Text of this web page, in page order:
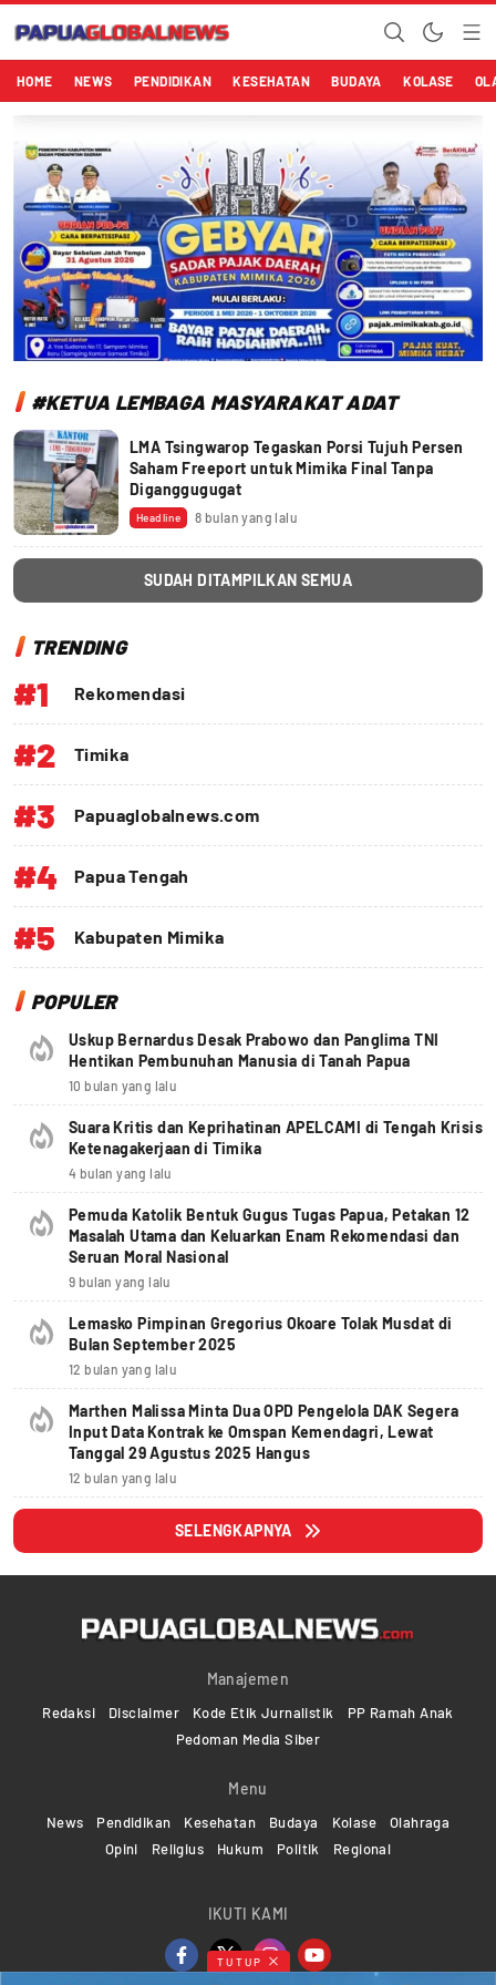
Papuaglobalnews.com
Menulis Fakta dengan Hati Bening
HOME NEWS PENDIDIKAN KESEHATAN BUDAYA KOLASE
#KETUA LEMBAGA MASYARAKAT ADAT
LMA Tsingwarop Tegaskan Porsi Tujuh Persen
Saham Freeport untuk Mimika Final Tanpa
Diganggugugat
Headline 8 bulan yang lalu
SUDAH DITAMPILKAN SEMUA
TRENDING
#1 Rekomendasi
#2 Timika
#3 Papuaglobalnews.com
#4 Papua Tengah
#5 Kabupaten Mimika
POPULER
Uskup Bernardus Desak Prabowo dan Panglima TNI
Hentikan Pembunuhan Manusia di Tanah Papua
10 bulan yang lalu
Suara Kritis dan Keprihatinan APELCAMI di Tengah Krisis
Ketenagakerjaan di Timika
4 bulan yang lalu
Pemuda Katolik Bentuk Gugus Tugas Papua, Petakan 12
Masalah Utama dan Keluarkan Enam Rekomendasi dan
Seruan Moral Nasional
9 bulan yang lalu
Lemasko Pimpinan Gregorius Okoare Tolak Musdat di
Bulan September 2025
12 bulan yang lalu
Marthen Malissa Minta Dua OPD Pengelola DAK Segera
Input Data Kontrak ke Omspan Kemendagri, Lewat
Tanggal 29 Agustus 2025 Hangus
12 bulan yang lalu
SELENGKAPNYA
Manajemen
Redaksi Disclaimer Kode Etik Jurnalistik
PP Ramah Anak
Pedoman Media Siber
Menu
News Pendidikan Kesehatan Budaya Kolase
Olahraga
Opini
Religius Hukum Politik Regional
IKUTI KAMI
TUTUP